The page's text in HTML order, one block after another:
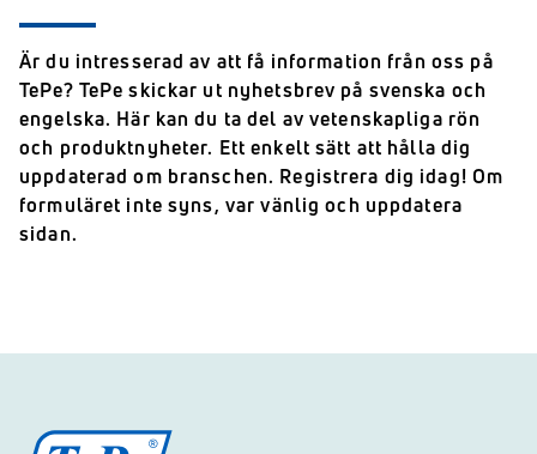
Är du intresserad av att få information från oss på
TePe? TePe skickar ut nyhetsbrev på svenska och
engelska. Här kan du ta del av vetenskapliga rön
och produktnyheter. Ett enkelt sätt att hålla dig
uppdaterad om branschen. Registrera dig idag! Om
formuläret inte syns, var vänlig och uppdatera
sidan.